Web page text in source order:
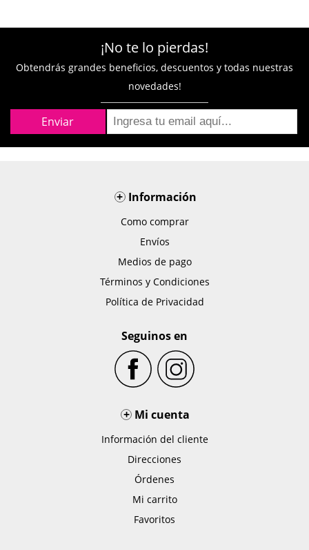
¡No te lo pierdas!
Obtendrás grandes beneficios, descuentos y todas nuestras
novedades!
+Información
Como comprar
Envíos
Medios de pago
Términos y Condiciones
Política de Privacidad
Seguinos en
+ Mi cuenta
Información del cliente
Direcciones
Órdenes
Mi carrito
Favoritos